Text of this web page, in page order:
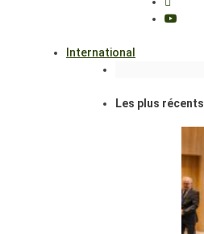
International
Les plus récents